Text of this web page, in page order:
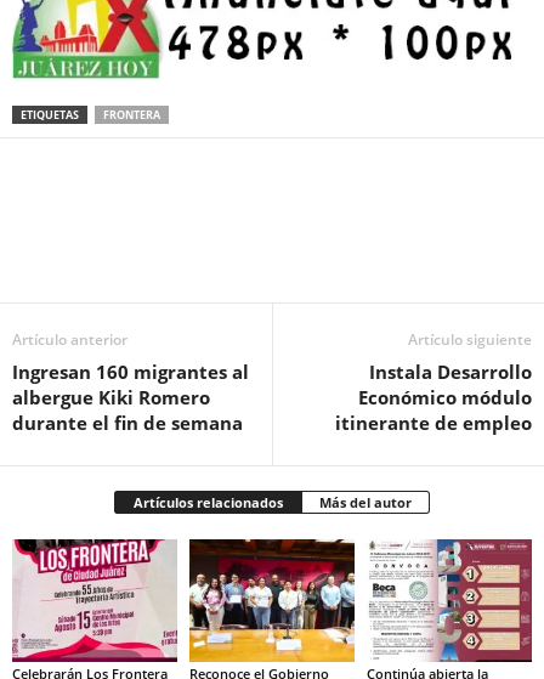
ETIQUETAS FRONTERA
Artículo anterior
Ingresan 160 migrantes al
albergue Kiki Romero
durante el fin de semana
Artículo siguiente
Instala Desarrollo
Económico módulo
itinerante de empleo
Artículos relacionados Más del autor
Celebrarán Los Frontera Reconoce el Gobierno Continúa abierta la